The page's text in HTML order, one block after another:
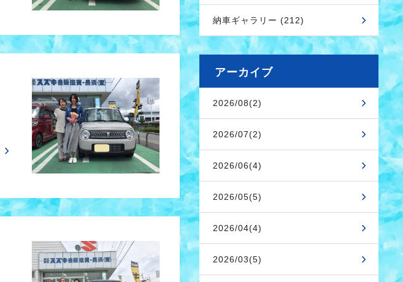
納車ギャラリー (212)
アーカイブ
2026/08(2)
2026/07(2)
2026/06(4)
2026/05(5)
2026/04(4)
2026/03(5)